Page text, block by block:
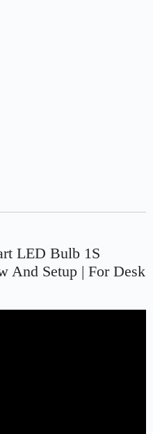
LED Bulb 1S
And Setup | For Desk